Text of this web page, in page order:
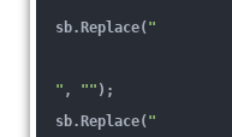
sb.Replace( "
" , "" );
sb.Replace( "